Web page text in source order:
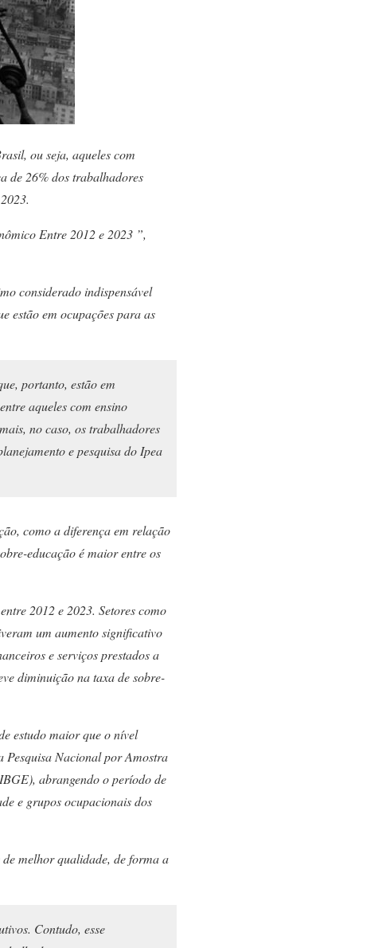
ou seja, aqueles com
de 26% dos trabalhadores
Entre 2012 e 2023 ”,
considerado indispensável
estão em ocupações para as
portanto, estão em
aqueles com ensino
no caso, os trabalhadores
e pesquisa do Ipea
como a diferença em relação
educação é maior entre os
2012 e 2023. Setores como
um aumento significativo
e serviços prestados a
diminuição na taxa de sobre-
estudo maior que o nível
Pesquisa Nacional por Amostra
abrangendo o período de
e grupos ocupacionais dos
melhor qualidade, de forma a
Contudo, esse